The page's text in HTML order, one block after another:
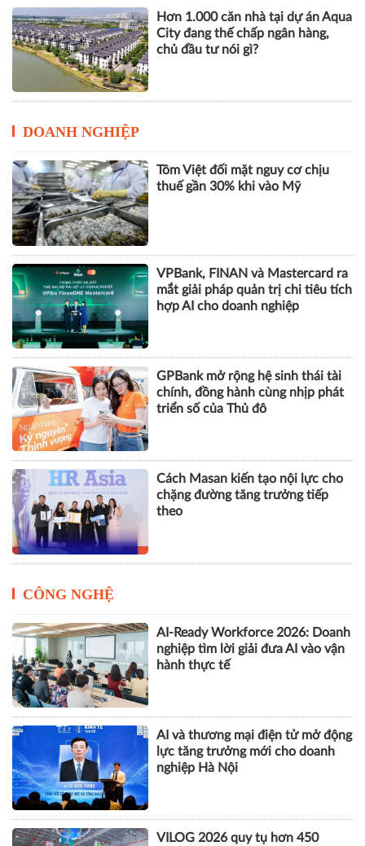
Hơn 1.000 căn nhà tại dự án Aqua
City đang thế chấp ngân hàng,
chủ đầu tư nói gì?
DOANH NGHIỆP
Tôm Việt đối mặt nguy cơ chịu
thuế gần 30% khi vào Mỹ
VPBank, FINAN và Mastercard ra
mắt giải pháp quản trị chi tiêu tích
hợp AI cho doanh nghiệp
GPBank mở rộng hệ sinh thái tài
chính, đồng hành cùng nhịp phát
triển số của Thủ đô
Cách Masan kiến tạo nội lực cho
chặng đường tăng trưởng tiếp
theo
CÔNG NGHỆ
AI-Ready Workforce 2026: Doanh
nghiệp tìm lời giải đưa AI vào vận
hành thực tế
AI và thương mại điện tử mở động
lực tăng trưởng mới cho doanh
nghiệp Hà Nội
VILOG 2026 quy tụ hơn 450